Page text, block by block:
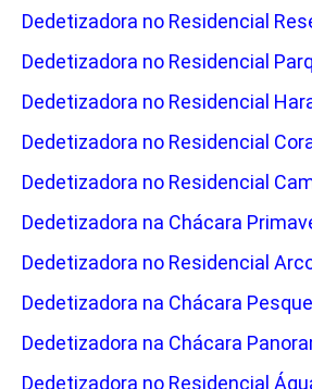
Dedetizadora no Residencial
Dedetizadora no Residencial
Dedetizadora no Residencial
Dedetizadora no Residencial
Dedetizadora no Residencial
Dedetizadora na Chácara
Dedetizadora no Residencial
Dedetizadora na Chácara
Dedetizadora na Chácara
Dedetizadora no Residencial